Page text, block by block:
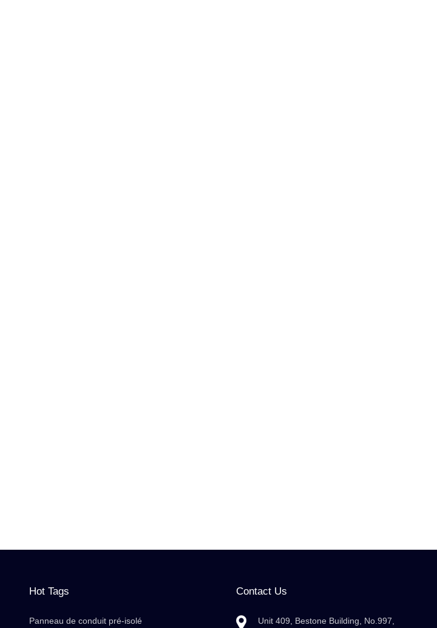
Hot Tags
Panneau de conduit pré-isolé
Contact Us
Unit 409, Bestone Building, No.997,